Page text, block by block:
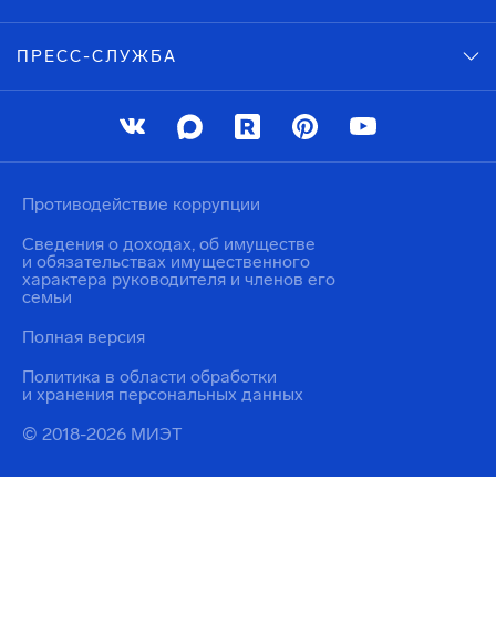
ПРЕСС-СЛУЖБА
© 2018-2026 МИЭТ
Политика в области обработки
и хранения персональных данных
Противодействие коррупции
Сведения о доходах, об имуществе
и обязательствах имущественного
характера руководителя и членов его
семьи
Полная версия